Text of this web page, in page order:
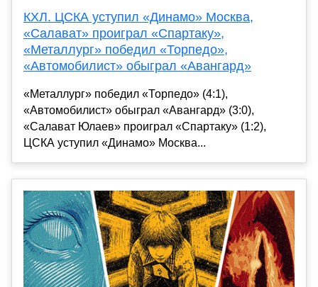
КХЛ. ЦСКА уступил «Динамо» Москва,
«Салават» проиграл «Спартаку»,
«Металлург» победил «Торпедо»,
«Автомобилист» обыграл «Авангард»
«Металлург» победил «Торпедо» (4:1),
«Автомобилист» обыграл «Авангард» (3:0),
«Салават Юлаев» проиграл «Спартаку» (1:2),
ЦСКА уступил «Динамо» Москва...